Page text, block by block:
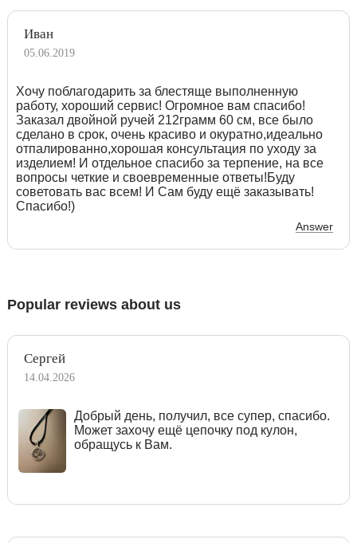
Иван
05.06.2019
Хочу поблагодарить за блестяще выполненную
работу, хороший сервис! Огромное вам спасибо!
Заказал двойной ручей 212грамм 60 см, все было
сделано в срок, очень красиво и окуратно,идеально
отпалированно,хорошая консультация по уходу за
изделием! И отдельное спасибо за терпение, на все
вопросы четкие и своевременные ответы!Буду
советовать вас всем! И Сам буду ещё заказывать!
Спасибо!)
Answer
Popular reviews about us
Сергей
14.04.2026
Добрый день, получил, все супер, спасибо.
Может захочу ещё цепочку под кулон,
обращусь к Вам.